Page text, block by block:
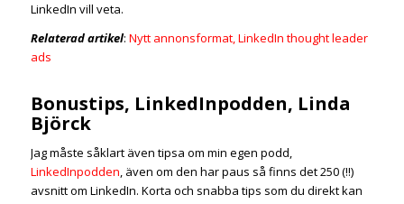
LinkedIn vill veta.
Relaterad artikel: Nytt annonsformat, LinkedIn thought leader
ads
Bonustips, LinkedInpodden, Linda
Björck
Jag måste såklart även tipsa om min egen podd,
LinkedInpodden, även om den har paus så finns det 250 (!!)
avsnitt om LinkedIn. Korta och snabba tips som du direkt kan